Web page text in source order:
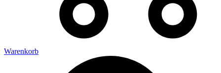
Warenkorb